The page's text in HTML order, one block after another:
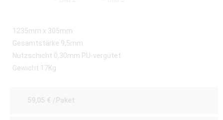
1235mm x 305mm
Gesamtstärke 9,5mm
Nutzschicht 0,30mm PU-vergütet
Gewicht 17Kg
59,05 € /Paket